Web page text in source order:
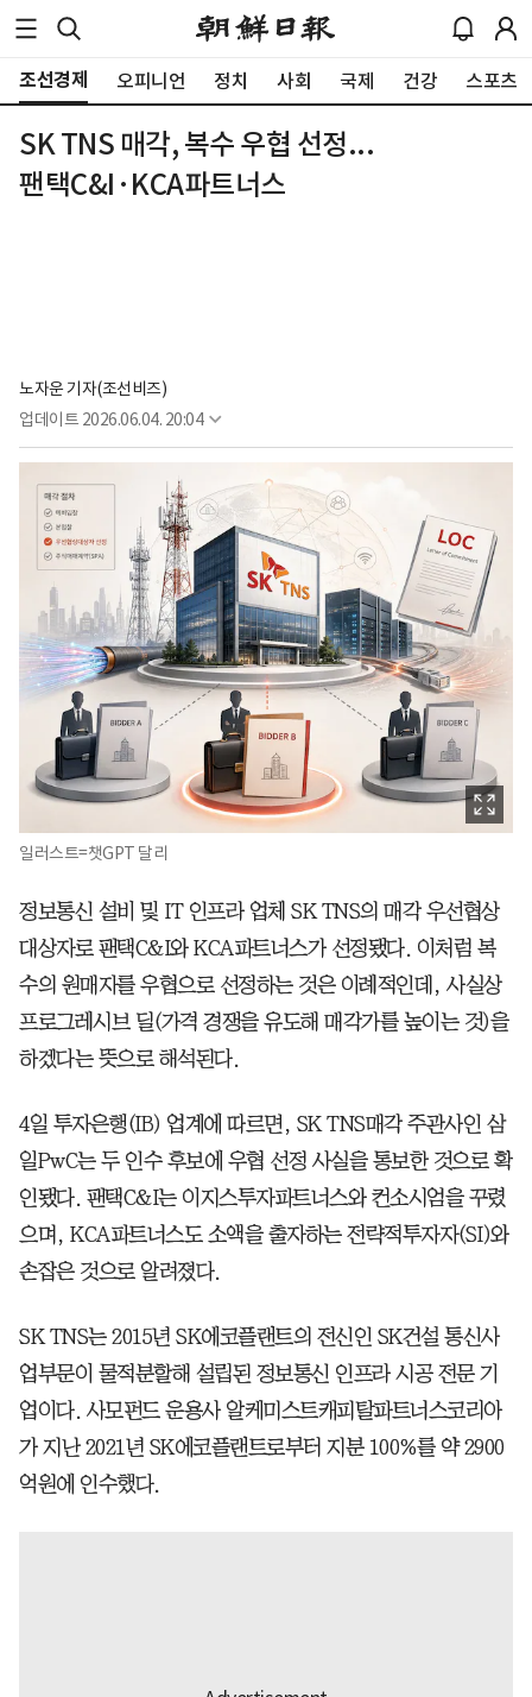
조선경제 오피니언 정치 사회 국제 건강 스포츠
SK TNS 매각, 복수 우협 선정...
팬택C&I·KCA파트너스
노자운 기자(조선비즈)
업데이트 2026.06.04. 20:04
일러스트=챗GPT 달리
정보통신 설비 및 IT 인프라 업체 SK TNS의 매각 우선협상
대상자로 팬택C&I와 KCA파트너스가 선정됐다. 이처럼 복
수의 원매자를 우협으로 선정하는 것은 이례적인데, 사실상
프로그레시브 딜(가격 경쟁을 유도해 매각가를 높이는 것)을
하겠다는 뜻으로 해석된다.
4일 투자은행(IB) 업계에 따르면, SK TNS매각 주관사인 삼
일PwC는 두 인수 후보에 우협 선정 사실을 통보한 것으로 확
인됐다. 팬택C&I는 이지스투자파트너스와 컨소시엄을 꾸렸
으며, KCA파트너스도 소액을 출자하는 전략적투자자(SI)와
손잡은 것으로 알려졌다.
SK TNS는 2015년 SK에코플랜트의 전신인 SK건설 통신사
업부문이 물적분할해 설립된 정보통신 인프라 시공 전문 기
업이다. 사모펀드 운용사 알케미스트캐피탈파트너스코리아
가 지난 2021년 SK에코플랜트로부터 지분 100%를 약 2900
억원에 인수했다.